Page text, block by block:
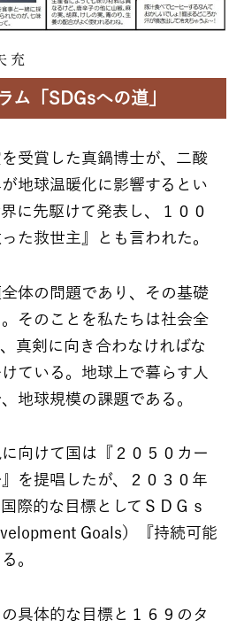
充
ム「SDGsへの道」
受賞した真鍋博士が、二酸
地球温暖化に影響するとい
に先駆けて発表し、１００
た救世主』とも言われた。
全体の問題であり、その基礎
そのことを私たちは社会全
真剣に向き合わなければな
ている。地球上で暮らす人
地球規模の課題である。
向けて国は『２０５０カー
を提唱したが、２０３０年
際的な目標としてＳＤＧｓ
Goals）『持続可能
。
具体的な目標と１６９のタ